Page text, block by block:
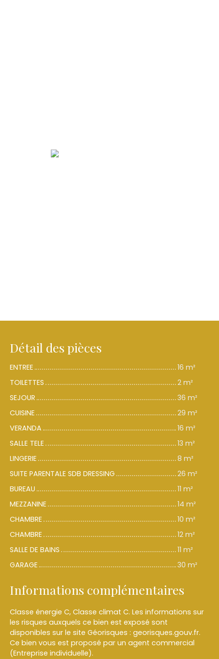
Détail des pièces
ENTREE
16 m²
TOILETTES
2 m²
SEJOUR
36 m²
CUISINE
29 m²
VERANDA
16 m²
SALLE TELE
13 m²
LINGERIE
8 m²
SUITE PARENTALE SDB DRESSING
26 m²
BUREAU
11 m²
MEZZANINE
14 m²
CHAMBRE
10 m²
CHAMBRE
12 m²
SALLE DE BAINS
11 m²
GARAGE
30 m²
Informations complémentaires
Classe énergie C, Classe climat C. Les informations sur
les risques auxquels ce bien est exposé sont
disponibles sur le site Géorisques : georisques.gouv.fr.
Ce bien vous est proposé par un agent commercial
(Entreprise individuelle).